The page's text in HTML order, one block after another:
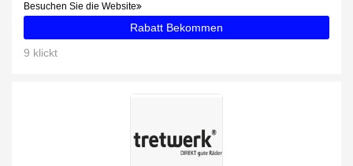
Besuchen Sie die Website
Rabatt Bekommen
9 klickt